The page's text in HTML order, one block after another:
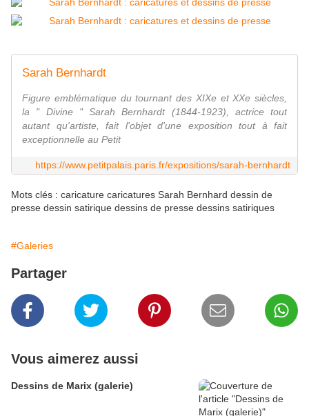
Sarah Bernhardt
Figure emblématique du tournant des XIXe et XXe siècles,
la " Divine " Sarah Bernhardt (1844-1923), actrice tout
autant qu'artiste, fait l'objet d'une exposition tout à fait
exceptionnelle au Petit
https://www.petitpalais.paris.fr/expositions/sarah-bernhardt
Mots clés : caricature caricatures Sarah Bernhard dessin de
presse dessin satirique dessins de presse dessins satiriques
#Galeries
Partager
Vous aimerez aussi
Dessins de Marix (galerie)